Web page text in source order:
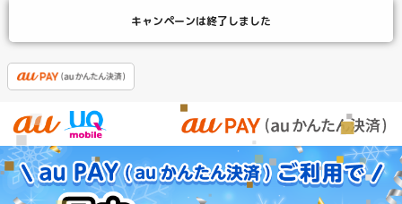
キャンペーンは終了しました